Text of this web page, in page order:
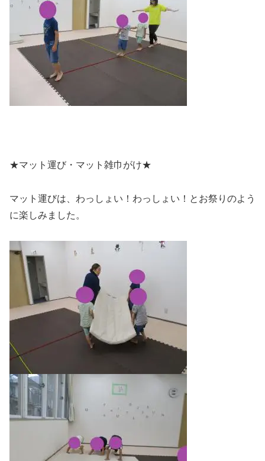
★マット運び・マット雑巾がけ★
マット運びは、わっしょい！わっしょい！とお祭りのよう
に楽しみました。